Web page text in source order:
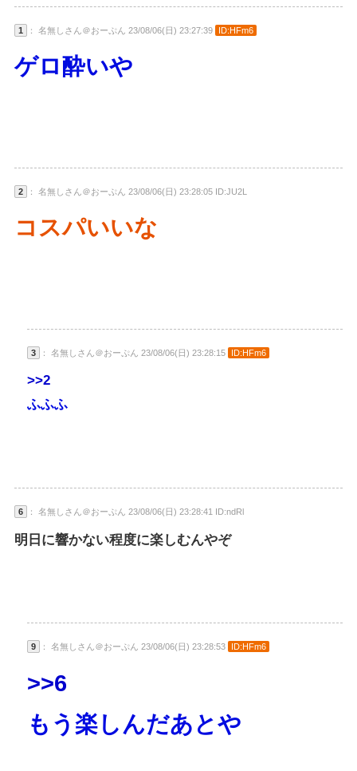
1 ： 名無しさん＠おーぷん 23/08/06(日) 23:27:39 ID:HFm6
ゲロ酔いや
2 ： 名無しさん＠おーぷん 23/08/06(日) 23:28:05 ID:JU2L
コスパいいな
3 ： 名無しさん＠おーぷん 23/08/06(日) 23:28:15 ID:HFm6
>>2
ふふふ
6 ： 名無しさん＠おーぷん 23/08/06(日) 23:28:41 ID:ndRl
明日に響かない程度に楽しむんやぞ
9 ： 名無しさん＠おーぷん 23/08/06(日) 23:28:53 ID:HFm6
>>6
もう楽しんだあとや